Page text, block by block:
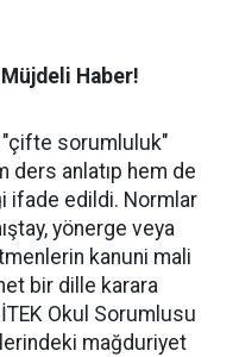
Haber!
"çifte sorumluluk"
ders anlatıp hem de
ifade edildi. Normlar
yönerge veya
kanuni mali
net bir dille karara
Okul Sorumlusu
mağduriyet